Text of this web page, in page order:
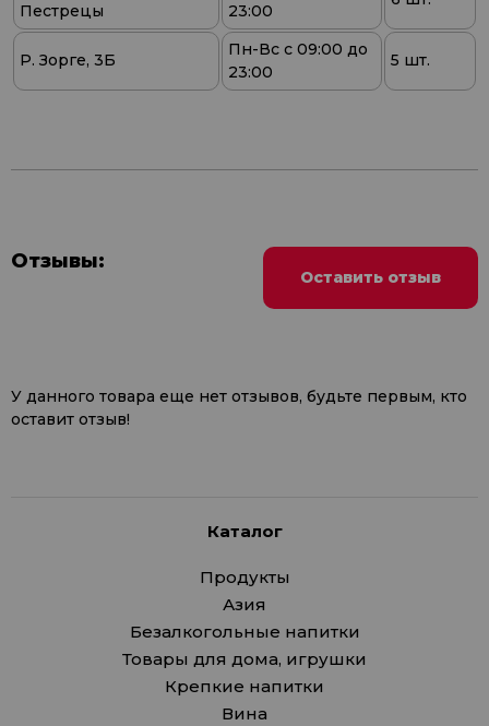
Пестрецы
23:00
Р. Зорге, 3Б
Пн-Вс с 09:00 до
23:00
5 шт.
Отзывы:
Оставить отзыв
У данного товара еще нет отзывов, будьте первым, кто
оставит отзыв!
Каталог
Продукты
Азия
Безалкогольные напитки
Товары для дома, игрушки
Крепкие напитки
Вина